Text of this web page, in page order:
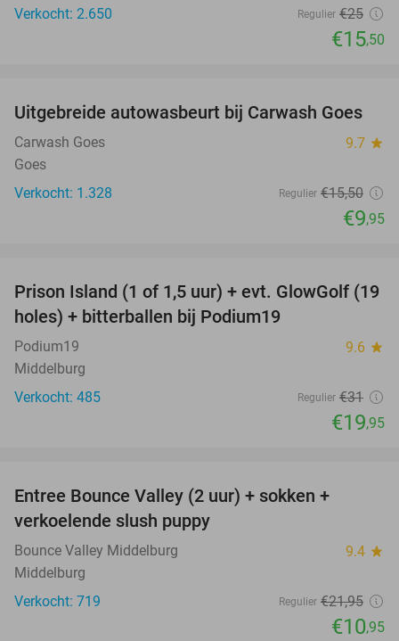
Verkocht: 2.650
Regulier €25
€15,50
36%
Uitgebreide autowasbeurt bij Carwash Goes
Carwash Goes 9.7 star
Goes
Verkocht: 1.328
Regulier €15,50
€9,95
36%
Prison Island (1 of 1,5 uur) + evt. GlowGolf (19
holes) + bitterballen bij Podium19
Podium19 9.6 star
Middelburg
Verkocht: 485
Regulier €31
€19,95
Entree Bounce Valley (2 uur) + sokken +
verkoelende slush puppy
Bounce Valley Middelburg 9.4 star
Middelburg
Verkocht: 719
Regulier €21,95
€10,95